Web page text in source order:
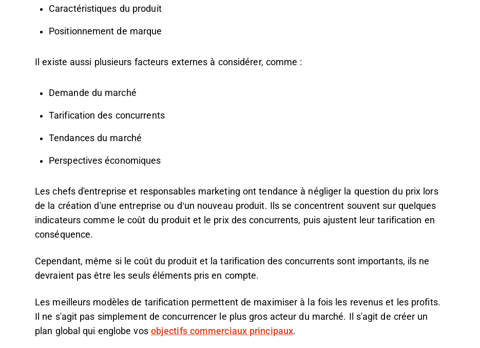
Caractéristiques du produit
Positionnement de marque
Il existe aussi plusieurs facteurs externes à considérer, comme :
Demande du marché
Tarification des concurrents
Tendances du marché
Perspectives économiques
Les chefs d'entreprise et responsables marketing ont tendance à négliger la question du prix lors
de la création d'une entreprise ou d’un nouveau produit. Ils se concentrent souvent sur quelques
indicateurs comme le coût du produit et le prix des concurrents, puis ajustent leur tarification en
conséquence.
Cependant, même si le coût du produit et la tarification des concurrents sont importants, ils ne
devraient pas être les seuls éléments pris en compte.
Les meilleurs modèles de tarification permettent de maximiser à la fois les revenus et les profits.
Il ne s'agit pas simplement de concurrencer le plus gros acteur du marché. Il s'agit de créer un
plan global qui englobe vos objectifs commerciaux principaux.